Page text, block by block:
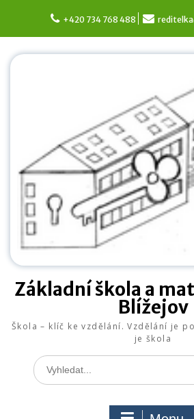
content
+420 734 768 488
Základní škola a
Blížejov
Škola – klíč ke vzdělání. Vzdělání je
je škola
Search
for: